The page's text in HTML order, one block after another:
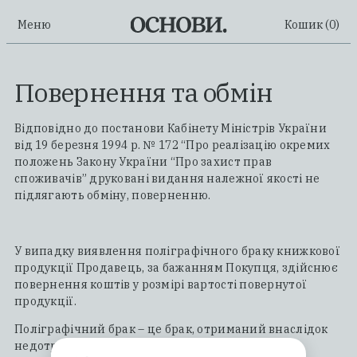
Меню Кошик (0)
Повернення та обмін
Відповідно до постанови Кабінету Міністрів України
від 19 березня 1994 р. № 172 “Про реалізацію окремих
положень Закону України “Про захист прав
споживачів” друковані видання належної якості не
підлягають обміну, поверненню.
У випадку виявлення поліграфічного браку книжкової
продукції Продавець, за бажанням Покупця, здійснює
повернення коштів у розмірі вартості повернутої
продукції.
Поліграфічний брак – це брак, отриманий внаслідок
недотримання технології виробництва, що